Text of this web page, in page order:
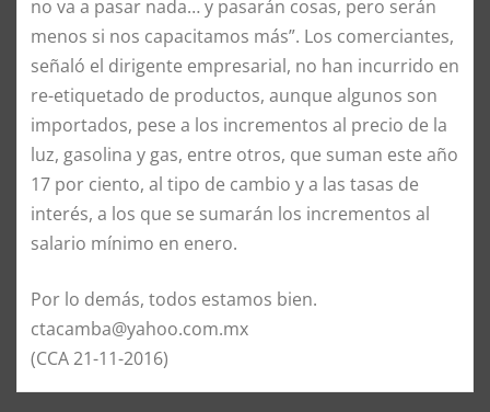
no va a pasar nada… y pasarán cosas, pero serán
menos si nos capacitamos más”. Los comerciantes,
señaló el dirigente empresarial, no han incurrido en
re-etiquetado de productos, aunque algunos son
importados, pese a los incrementos al precio de la
luz, gasolina y gas, entre otros, que suman este año
17 por ciento, al tipo de cambio y a las tasas de
interés, a los que se sumarán los incrementos al
salario mínimo en enero.
Por lo demás, todos estamos bien.
ctacamba@yahoo.com.mx
(CCA 21-11-2016)